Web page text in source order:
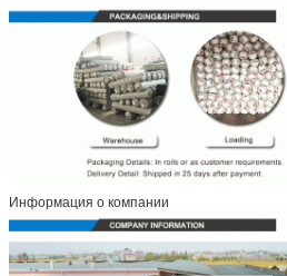
Информация о компании